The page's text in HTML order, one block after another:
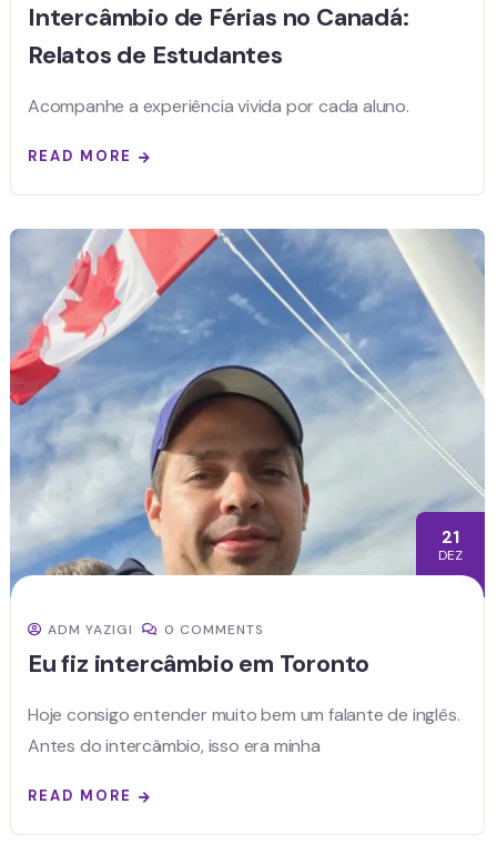
Intercâmbio de Férias no Canadá:
Relatos de Estudantes
Acompanhe a experiência vivida por cada aluno.
READ MORE
21
DEZ
ADM YAZIGI 0 COMMENTS
Eu fiz intercâmbio em Toronto
Hoje consigo entender muito bem um falante de inglês.
Antes do intercâmbio, isso era minha
READ MORE